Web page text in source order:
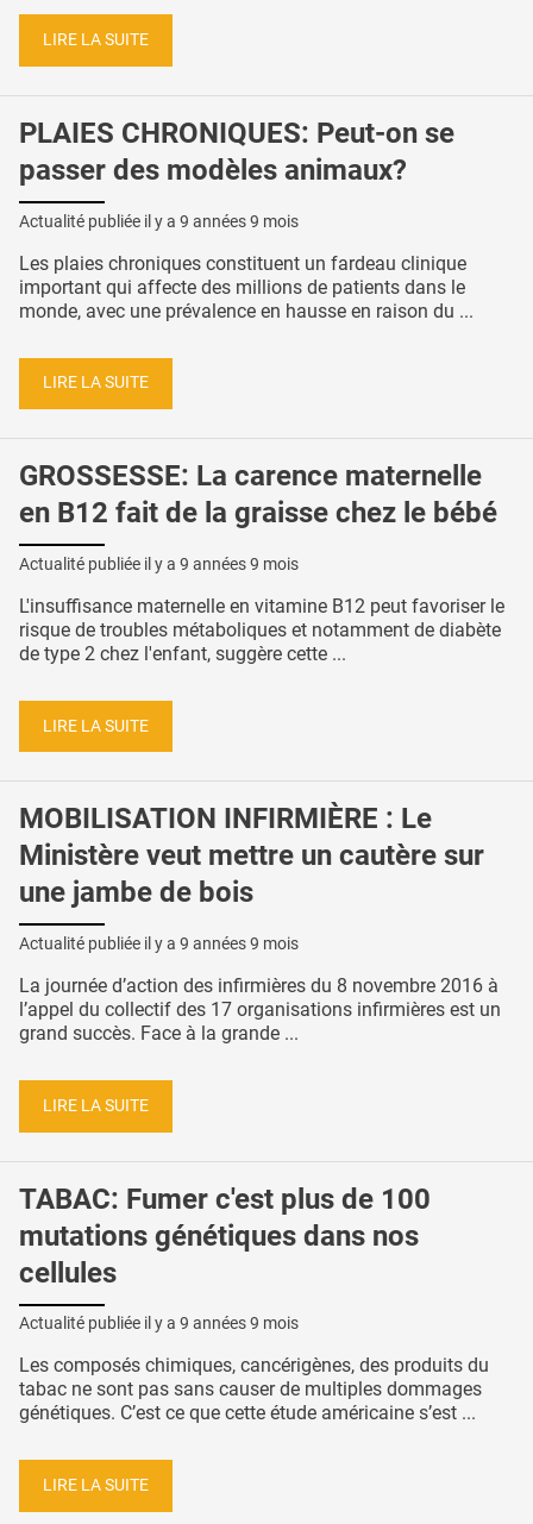
LIRE LA SUITE
PLAIES CHRONIQUES: Peut-on se
passer des modèles animaux?
Actualité publiée il y a 9 années 9 mois
Les plaies chroniques constituent un fardeau clinique
important qui affecte des millions de patients dans le
monde, avec une prévalence en hausse en raison du ...
LIRE LA SUITE
GROSSESSE: La carence maternelle
en B12 fait de la graisse chez le bébé
Actualité publiée il y a 9 années 9 mois
L'insuffisance maternelle en vitamine B12 peut favoriser le
risque de troubles métaboliques et notamment de diabète
de type 2 chez l'enfant, suggère cette ...
LIRE LA SUITE
MOBILISATION INFIRMIÈRE : Le
Ministère veut mettre un cautère sur
une jambe de bois
Actualité publiée il y a 9 années 9 mois
La journée d’action des infirmières du 8 novembre 2016 à
l’appel du collectif des 17 organisations infirmières est un
grand succès. Face à la grande ...
LIRE LA SUITE
TABAC: Fumer c'est plus de 100
mutations génétiques dans nos
cellules
Actualité publiée il y a 9 années 9 mois
Les composés chimiques, cancérigènes, des produits du
tabac ne sont pas sans causer de multiples dommages
génétiques. C’est ce que cette étude américaine s’est ...
LIRE LA SUITE